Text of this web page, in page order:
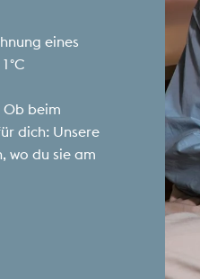
eines
°C
Ob beim
dich: Unsere
wo du sie am